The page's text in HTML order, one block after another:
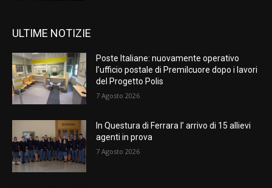
ULTIME NOTIZIE
Poste Italiane: nuovamente operativo
l’ufficio postale di Premilcuore dopo i lavori
del Progetto Polis
7 Agosto 2026
In Questura di Ferrara l’ arrivo di 15 allievi
agenti in prova
7 Agosto 2026